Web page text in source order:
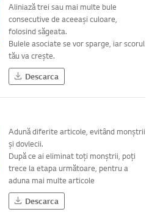
Aliniază trei sau mai multe bule
consecutive de aceeași culoare,
folosind săgeata.
Bulele asociate se vor sparge, iar scorul
tău va crește.
Descarca
Adună diferite articole, evitând monștrii
și dovlecii.
După ce ai eliminat toți monștrii, poți
trece la etapa următoare, pentru a
aduna mai multe articole
Descarca